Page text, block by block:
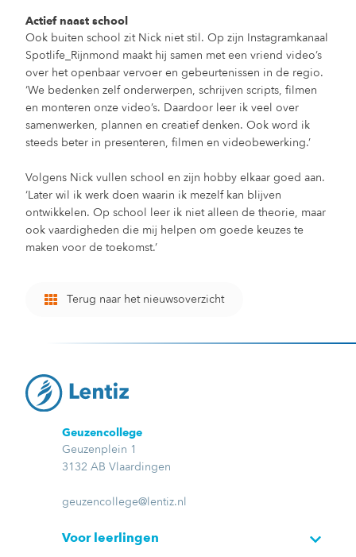
Actief naast school
Ook buiten school zit Nick niet stil. Op zijn Instagramkanaal
Spotlife_Rijnmond maakt hij samen met een vriend video’s
over het openbaar vervoer en gebeurtenissen in de regio.
‘We bedenken zelf onderwerpen, schrijven scripts, filmen
en monteren onze video’s. Daardoor leer ik veel over
samenwerken, plannen en creatief denken. Ook word ik
steeds beter in presenteren, filmen en videobewerking.’
Volgens Nick vullen school en zijn hobby elkaar goed aan.
‘Later wil ik werk doen waarin ik mezelf kan blijven
ontwikkelen. Op school leer ik niet alleen de theorie, maar
ook vaardigheden die mij helpen om goede keuzes te
maken voor de toekomst.’
Terug naar het nieuwsoverzicht
Geuzencollege
Geuzenplein 1
3132 AB Vlaardingen
geuzencollege@lentiz.nl
Voor leerlingen